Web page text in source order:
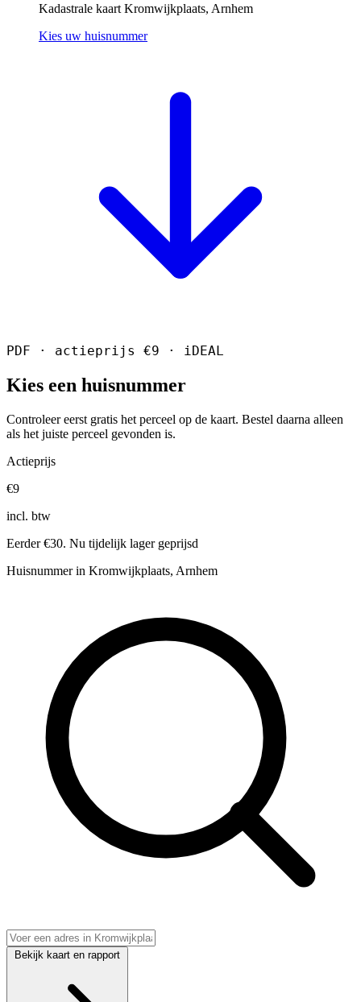
Kadastrale kaart Kromwijkplaats, Arnhem
Kies uw huisnummer
PDF · actieprijs €9 · iDEAL
Kies een huisnummer
Controleer eerst gratis het perceel op de kaart. Bestel daarna alleen
als het juiste perceel gevonden is.
Actieprijs
€9
incl. btw
Eerder €30. Nu tijdelijk lager geprijsd
Huisnummer in Kromwijkplaats, Arnhem
Bekijk kaart en rapport